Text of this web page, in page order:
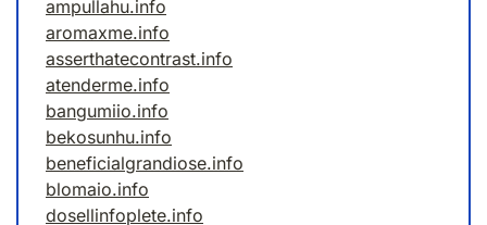
ampullahu.info
aromaxme.info
asserthatecontrast.info
atenderme.info
bangumiio.info
bekosunhu.info
beneficialgrandiose.info
blomaio.info
dosellinfoplete.info